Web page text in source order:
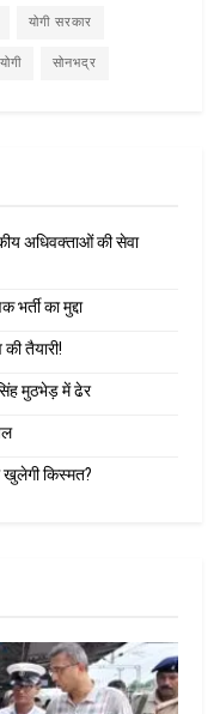
योगी सरकार
सोनभद्र
अधिवक्ताओं की सेवा
का मुद्दा
तैयारी!
मुठभेड़ में ढेर
खुलेगी किस्मत?